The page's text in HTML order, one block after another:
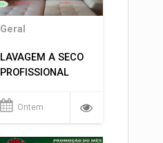
Geral
LAVAGEM A SECO
PROFISSIONAL
Ontem